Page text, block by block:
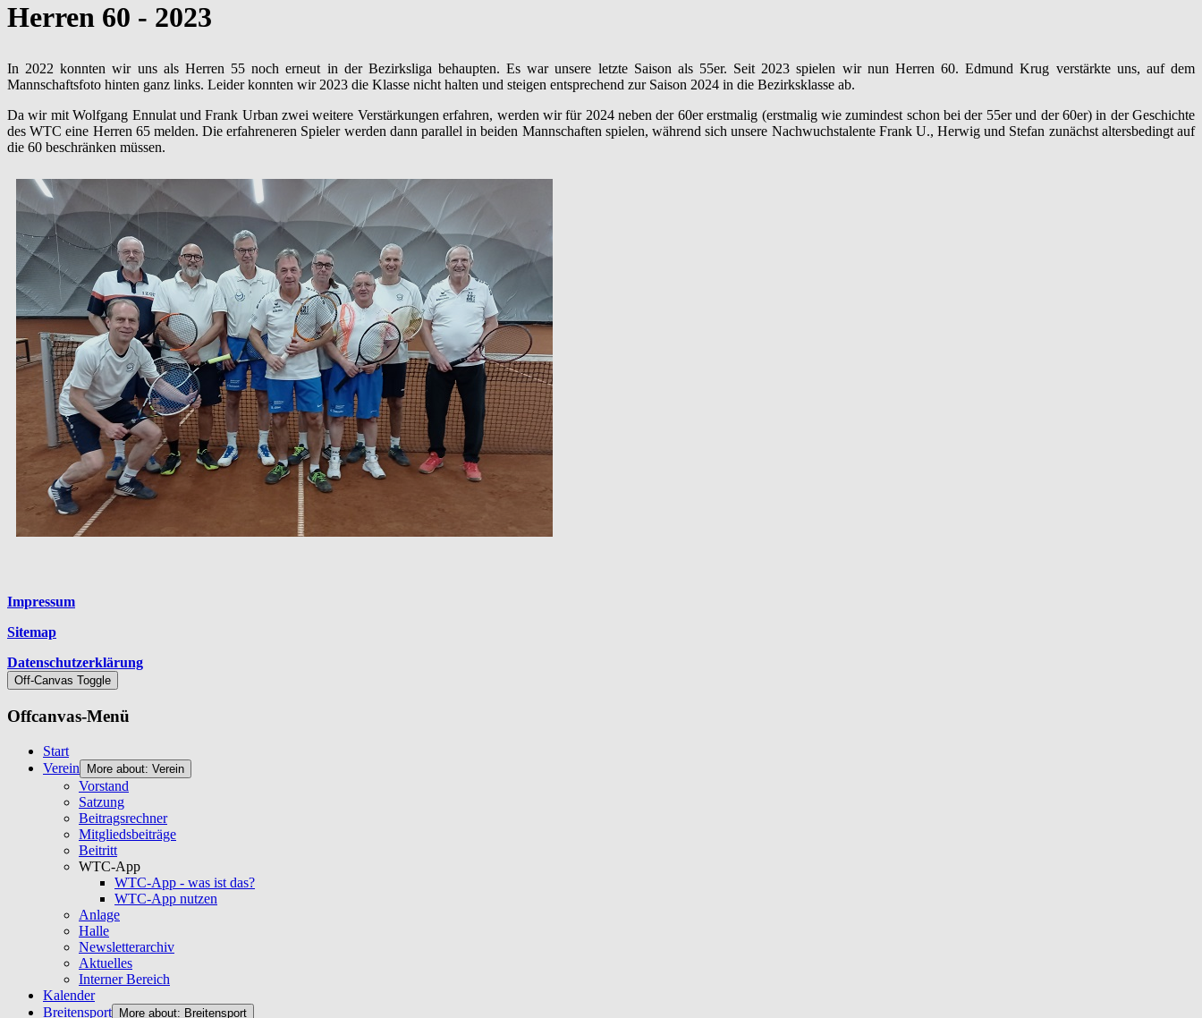
Herren 60 - 2023
In 2022 konnten wir uns als Herren 55 noch erneut in der Bezirksliga behaupten. Es war unsere letzte Saison als 55er. Seit 2023 spielen wir nun Herren 60. Edmund Krug verstärkte uns, auf dem
Mannschaftsfoto hinten ganz links. Leider konnten wir 2023 die Klasse nicht halten und steigen entsprechend zur Saison 2024 in die Bezirksklasse ab.
Da wir mit Wolfgang Ennulat und Frank Urban zwei weitere Verstärkungen erfahren, werden wir für 2024 neben der 60er erstmalig (erstmalig wie zumindest schon bei der 55er und der 60er) in der Geschichte
des WTC eine Herren 65 melden. Die erfahreneren Spieler werden dann parallel in beiden Mannschaften spielen, während sich unsere Nachwuchstalente Frank U., Herwig und Stefan zunächst altersbedingt auf
die 60 beschränken müssen.
Impressum
Sitemap
Datenschutzerklärung
Off-Canvas Toggle
Offcanvas-Menü
Start
Verein
More about: Verein
Vorstand
Satzung
Beitragsrechner
Mitgliedsbeiträge
Beitritt
WTC-App
WTC-App - was ist das?
WTC-App nutzen
Anlage
Halle
Newsletterarchiv
Aktuelles
Interner Bereich
Kalender
Breitensport
More about: Breitensport